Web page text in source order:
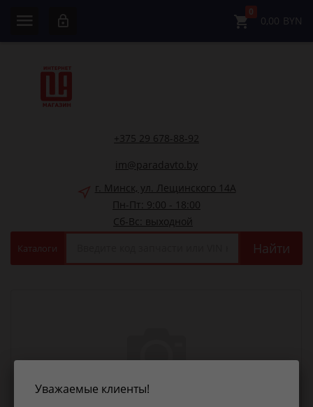
0
0,00 BYN
+375 29 678-88-92
im@paradavto.by
г. Минск, ул. Лещинского 14А
Пн-Пт: 9:00 - 18:00
Сб-Вс: выходной
Каталоги Найти
Уважаемые клиенты!